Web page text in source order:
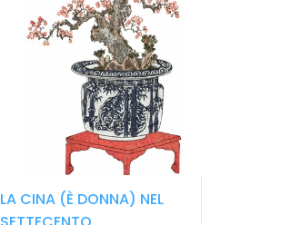
LA CINA (È DONNA) NEL